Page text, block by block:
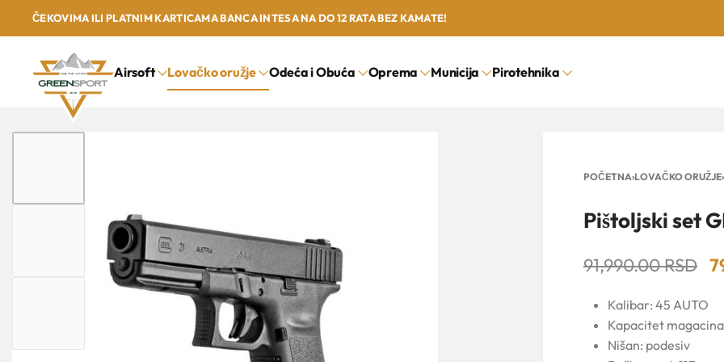
ČEKOVIMA ILI PLATNIM KARTICAMA BANCA INTESA NA DO 12 RATA BEZ KAMATE!
Airsoft Lovačko oružje Odeća i Obuća Oprema Municija Pirotehnika
POČETNA›LOVAČKO ORUŽJE›
Pištoljski set
91,990.00RSD
Kalibar: 45 AUTO
Kapacitet
Nišan: podesiv